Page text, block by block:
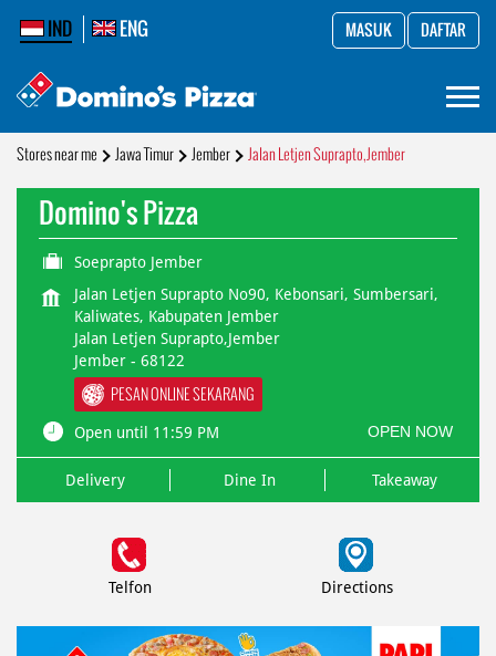
IND ENG MASUK DAFTAR
Stores near me Jawa Timur Jember Jalan Letjen Suprapto,Jember
Domino's Pizza
Soeprapto Jember
Jalan Letjen Suprapto No90, Kebonsari, Sumbersari,
Kaliwates, Kabupaten Jember
Jalan Letjen Suprapto,Jember
Jember - 68122
PESAN ONLINE SEKARANG
Open until 11:59 PM OPEN NOW
Delivery Dine In Takeaway
Telfon Directions